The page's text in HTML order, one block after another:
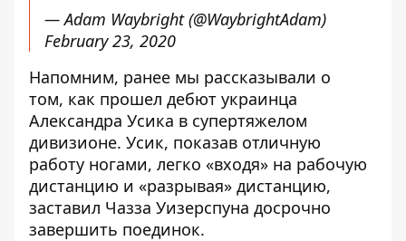
— Adam Waybright (@WaybrightAdam)
February 23, 2020
Напомним, ранее мы рассказывали о
том, как прошел дебют украинца
Александра Усика в супертяжелом
дивизионе. Усик, показав отличную
работу ногами, легко «входя» на рабочую
дистанцию и «разрывая» дистанцию,
заставил Чазза Уизерспуна досрочно
завершить поединок.